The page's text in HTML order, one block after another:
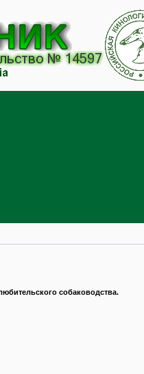
собаководства.